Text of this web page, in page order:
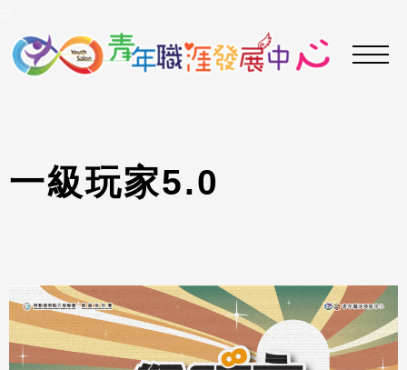
要
一級玩家5.0